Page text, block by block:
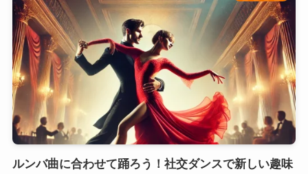
ルンバ曲に合わせて踊ろう！社交ダンスで新しい趣味